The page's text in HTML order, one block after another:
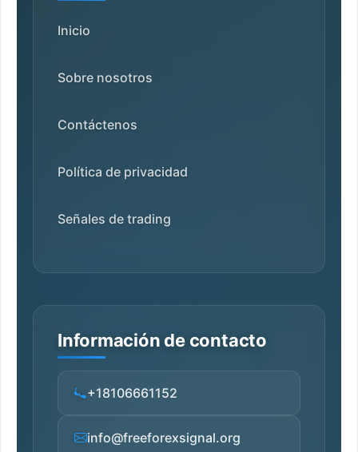
Inicio
Sobre nosotros
Contáctenos
Política de privacidad
Señales de trading
Información de contacto
+18106661152
info@freeforexsignal.org